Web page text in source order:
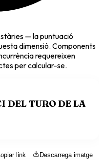
— la puntuació
dimensió. Components
requereixen
per calcular-se.
DEL TURO DE LA
link Descarrega imatge